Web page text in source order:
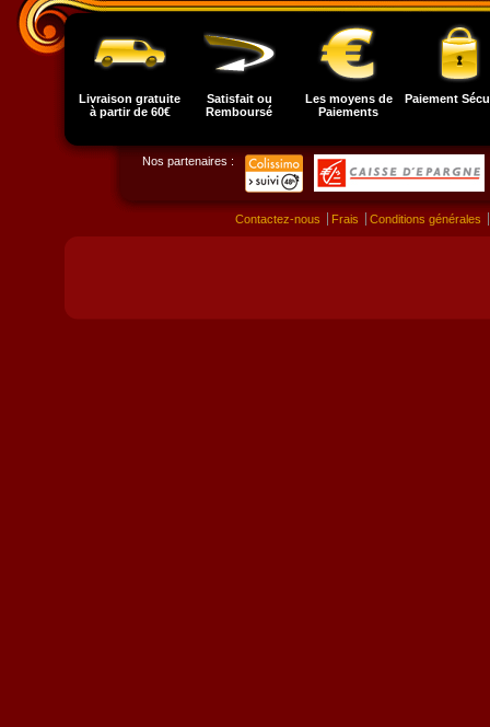
Livraison gratuite
à partir de 60€
Satisfait ou
Remboursé
Les moyens de
Paiements
Paiement
Nos partenaires :
Contactez-nous Frais Conditions générales